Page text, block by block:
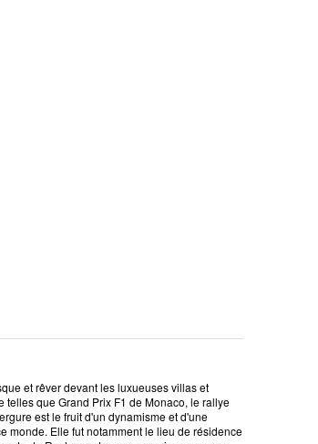
et rêver devant les luxueuses villas et
que Grand Prix F1 de Monaco, le rallye
est le fruit d'un dynamisme et d'une
monde. Elle fut notamment le lieu de résidence